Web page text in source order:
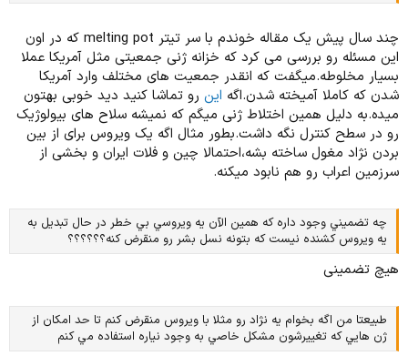
چند سال پیش یک مقاله خوندم با سر تیتر melting pot که در اون
این مسئله رو بررسی می کرد که خزانه ژنی جمعیتی مثل آمریکا عملا
بسیار مخلوطه.میگفت که انقدر جمعیت های مختلف وارد آمریکا
شدن که کاملا آمیخته شدن.اگه این رو تماشا کنید دید خوبی بهتون
میده.به دلیل همین اختلاط ژنی میگم که نمیشه سلاح های بیولوژیک
رو در سطح کنترل نگه داشت.بطور مثال اگه یک ویروس برای از بین
بردن نژاد مغول ساخته بشه،احتمالا چین و فلات ایران و بخشی از
سرزمین اعراب رو هم نابود میکنه.
چه تضميني وجود داره كه همين الآن يه ويروسي بي خطر در حال تبديل به
يه ويروس كشنده نيست كه بتونه نسل بشر رو منقرض كنه؟؟؟؟؟؟
هیچ تضمینی
طبيعتا من اگه بخوام يه نژاد رو مثلا با ويروس منقرض كنم تا حد امكان از
ژن هايي كه تغييرشون مشكل خاصي به وجود نياره استفاده مي كنم